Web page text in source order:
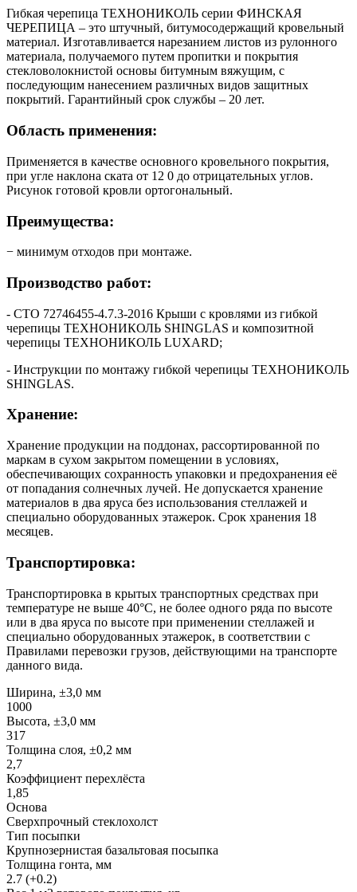
Гибкая черепица ТЕХНОНИКОЛЬ серии ФИНСКАЯ
ЧЕРЕПИЦА – это штучный, битумосодержащий кровельный
материал. Изготавливается нарезанием листов из рулонного
материала, получаемого путем пропитки и покрытия
стекловолокнистой основы битумным вяжущим, с
последующим нанесением различных видов защитных
покрытий. Гарантийный срок службы – 20 лет.
Область применения:
Применяется в качестве основного кровельного покрытия,
при угле наклона ската от 12 0 до отрицательных углов.
Рисунок готовой кровли ортогональный.
Преимущества:
− минимум отходов при монтаже.
Производство работ:
- СТО 72746455-4.7.3-2016 Крыши с кровлями из гибкой
черепицы ТЕХНОНИКОЛЬ SHINGLAS и композитной
черепицы ТЕХНОНИКОЛЬ LUXARD;
- Инструкции по монтажу гибкой черепицы ТЕХНОНИКОЛЬ
SHINGLAS.
Хранение:
Хранение продукции на поддонах, рассортированной по
маркам в сухом закрытом помещении в условиях,
обеспечивающих сохранность упаковки и предохранения её
от попадания солнечных лучей. Не допускается хранение
материалов в два яруса без использования стеллажей и
специально оборудованных этажерок. Срок хранения 18
месяцев.
Транспортировка:
Транспортировка в крытых транспортных средствах при
температуре не выше 40°С, не более одного ряда по высоте
или в два яруса по высоте при применении стеллажей и
специально оборудованных этажерок, в соответствии с
Правилами перевозки грузов, действующими на транспорте
данного вида.
Ширина, ±3,0 мм
1000
Высота, ±3,0 мм
317
Толщина слоя, ±0,2 мм
2,7
Коэффициент перехлёста
1,85
Основа
Сверхпрочный стеклохолст
Тип посыпки
Крупнозернистая базальтовая посыпка
Толщина гонта, мм
2.7 (+0.2)